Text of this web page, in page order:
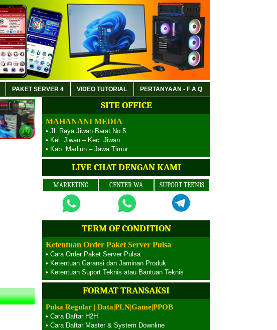
PAKET SERVER 4 VIDEO TUTORIAL PERTANYAAN - F A Q
SITE OFFICE
MAHANANI MEDIA
•Jl. Raya Jiwan Barat No.5
• Kel. Jiwan – Kec. Jiwan
• Kab. Madiun – Jawa Timur
LIVE CHAT DENGAN KAMI
MARKETING CENTER WA SUPORT TEKNIS
TERM OF CONDITION
Ketentuan Order Paket Server Pulsa
•Cara Order Paket Server Pulsa
• Ketentuan Garansi dan Jaminan Produk
• Ketentuan Suport Teknis atau Bantuan Teknis
FORMAT TRANSAKSI
Pulsa Regular | Data|PLN|Game|PPOB
•Cara Daftar H2H
•Cara Daftar Master & System Downline